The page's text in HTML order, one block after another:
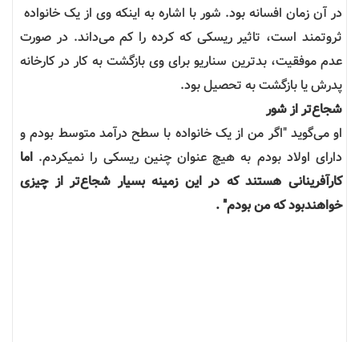
در آن زمان افسانه بود. شور با اشاره به اینکه وی از یک خانواده ​​
ثروتمند است، تاثیر ریسکی که کرده را کم می‌داند. در صورت
عدم موفقیت، بدترین سناریو برای وی بازگشت به کار در کارخانه
پدرش یا بازگشت به تحصیل بود.
شجاع‌تر از شور
او می‌گوید "اگر من از یک خانواده با سطح درآمد متوسط بودم و
دارای اولاد بودم به هیچ عنوان چنین ریسکی را نمیکردم. اما
کارآفرینانی هستند که در این زمینه بسیار شجاع‌تر از چیزی
خواهندبود که من بودم. "